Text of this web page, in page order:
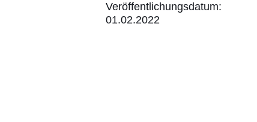
Veröffentlichungsdatum:
01.02.2022